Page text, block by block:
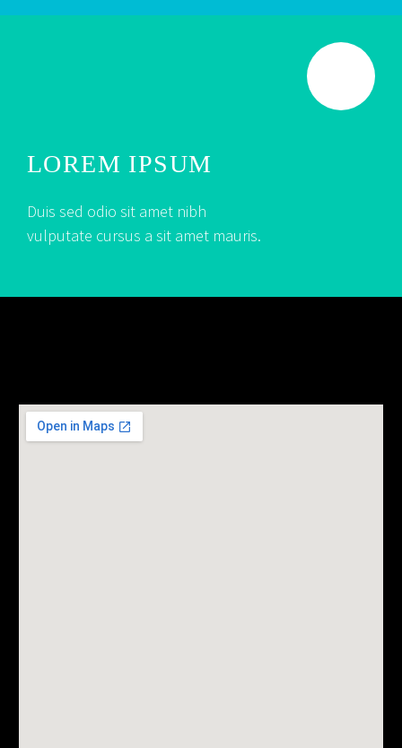
LOREM IPSUM
Duis sed odio sit amet nibh
vulputate cursus a sit amet mauris.